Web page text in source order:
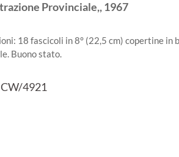
Provinciale,,1967
18 fascicoli in 8° (22,5 cm) copertine in
Buono stato.
CW/4921